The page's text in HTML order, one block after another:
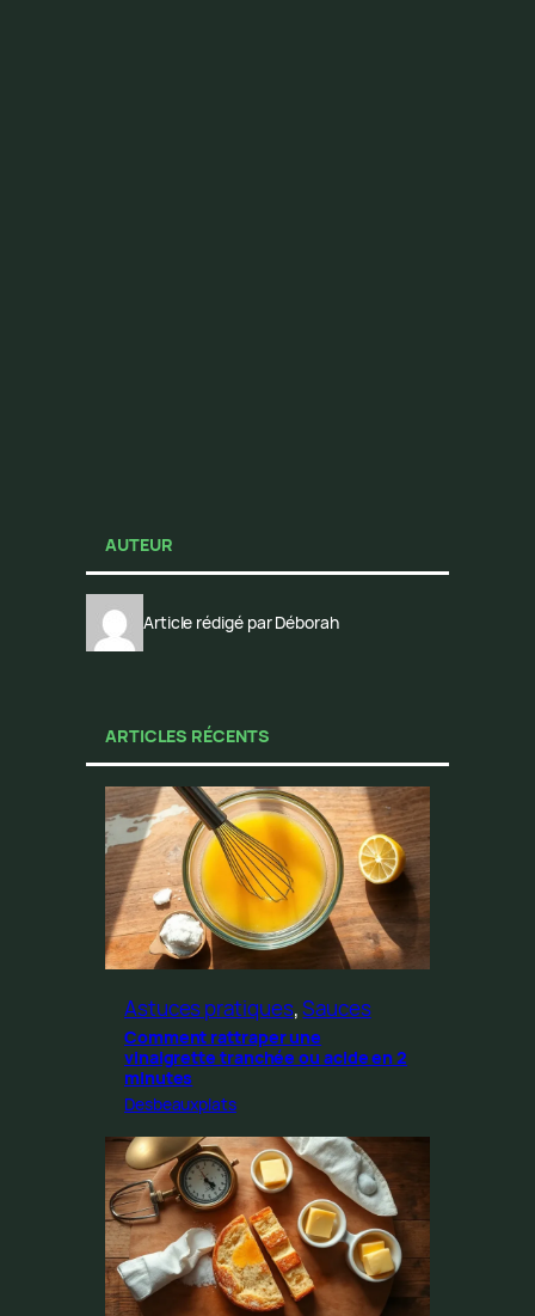
AUTEUR
Article rédigé par Déborah
ARTICLES RÉCENTS
Astuces pratiques, Sauces
Comment rattraper une
vinaigrette tranchée ou acide en 2
minutes
Desbeauxplats